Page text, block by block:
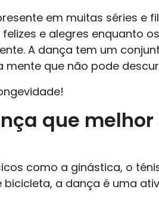
em muitas séries e
e alegres enquanto os
A dança tem um
que não pode
que melhor
como a ginástica, o
a dança é uma